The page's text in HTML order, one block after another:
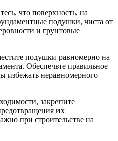
что поверхность, на
подушки, чиста от
и грунтовые
подушки равномерно на
Обеспечьте правильное
избежать неравномерного
закрепите
их
при строительстве на